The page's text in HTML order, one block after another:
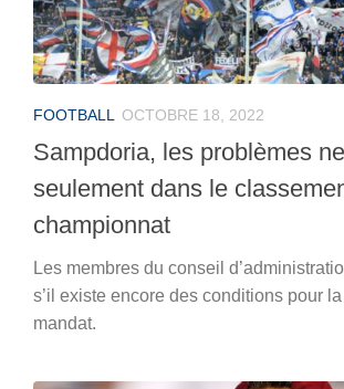
FOOTBALL OCTOBRE 18, 2022
Sampdoria, les problèmes
seulement dans le
championnat
Les membres du conseil
s’il existe encore des conditions pour
mandat.